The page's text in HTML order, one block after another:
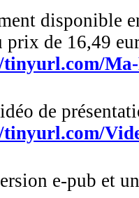
disponible
prix de 16,49
de
e-pub et